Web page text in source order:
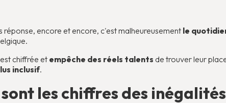
réponse, encore et encore, c'est malheureusement le
chiffrée et empêche des réels talents de trouver leur
inclusif.
sont les chiffres des